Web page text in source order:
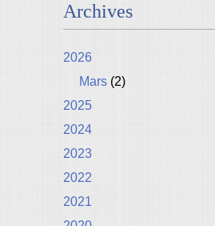
Archives
2026
Mars (2)
2025
2024
2023
2022
2021